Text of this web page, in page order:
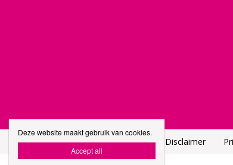
Hoofdwebsite Stad Roeselare Disclaimer
Deze website maakt gebruik van cookies.
Accept all